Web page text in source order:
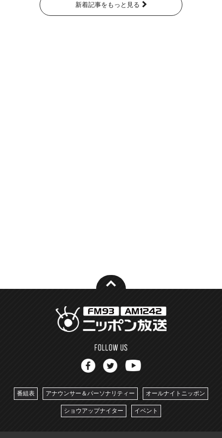
新着記事をもっと見る
番組表 アナウンサー＆パーソナリティー オールナイトニッポン
ショウアップナイター イベント